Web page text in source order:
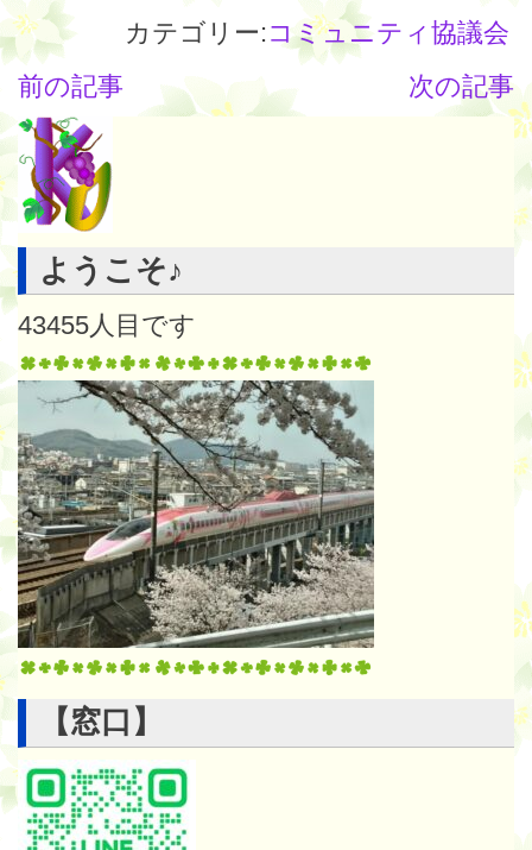
カテゴリー: コミュニティ協議会
前の記事
次の記事
ようこそ♪
43455人目です
【窓口】